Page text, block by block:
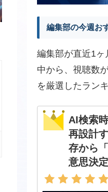
編集部の今週お
編集部が直近1
中から、視聴数
を厳選したラン
AI検索
再設計
存から
意思決